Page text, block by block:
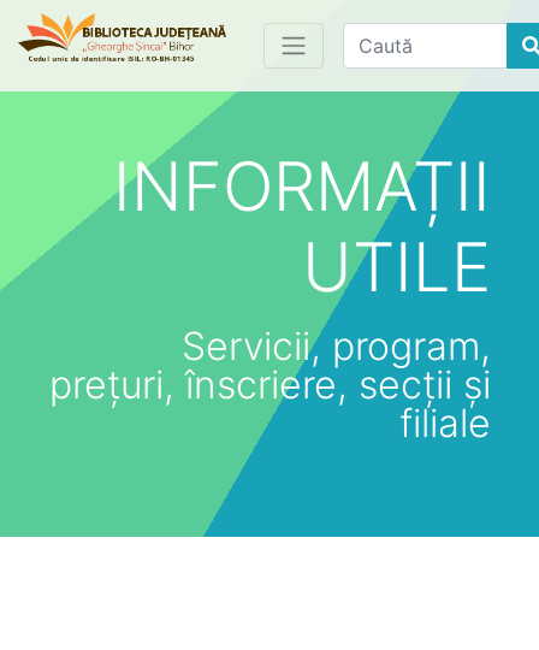
Find
INFORMAȚII
UTILE
Servicii, program,
prețuri, înscriere, secții și
filiale